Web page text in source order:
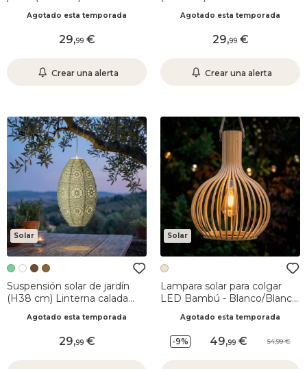
Agotado esta temporada
29,99
Crear una alerta
Agotado esta temporada
29,99
Crear una alerta
Solar
Suspensión solar de jardín
(H38 cm) Linterna calada
Agotado esta temporada
29,99
Solar
Lampara solar para colgar
LED Bambú - Blanco/Blanco
Agotado esta temporada
-9% 49,99 54,99